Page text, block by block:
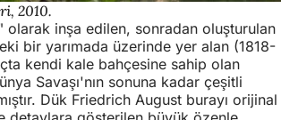
2010.
olarak inşa edilen, sonradan oluşturulan
bir yarımada üzerinde yer alan (1818-
kendi kale bahçesine sahip olan
Savaşı'nın sonuna kadar çeşitli
Dük Friedrich August burayı orijinal